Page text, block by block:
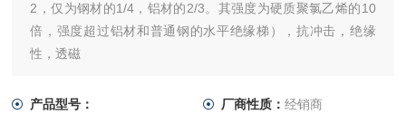
2，仅为钢材的1/4，铝材的2/3。其强度为硬质聚氯乙烯的10
倍，强度超过铝材和普通钢的水平绝缘梯），抗冲击，绝缘
性，透磁
产品型号： 厂商性质： 经销商